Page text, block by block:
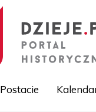
Postacie